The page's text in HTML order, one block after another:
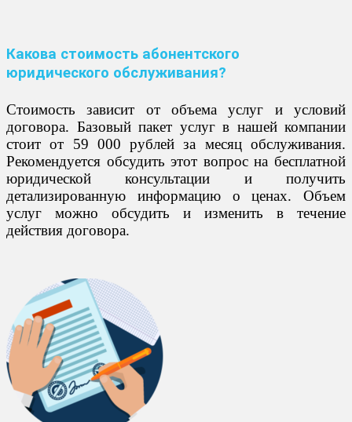
Какова стоимость абонентского
юридического обслуживания?
Стоимость зависит от объема услуг и условий
договора. Базовый пакет услуг в нашей компании
стоит от 59 000 рублей за месяц обслуживания.
Рекомендуется обсудить этот вопрос на бесплатной
юридической консультации и получить
детализированную информацию о ценах. Объем
услуг можно обсудить и изменить в течение
действия договора.